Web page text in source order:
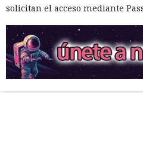
solicitan el acceso mediante